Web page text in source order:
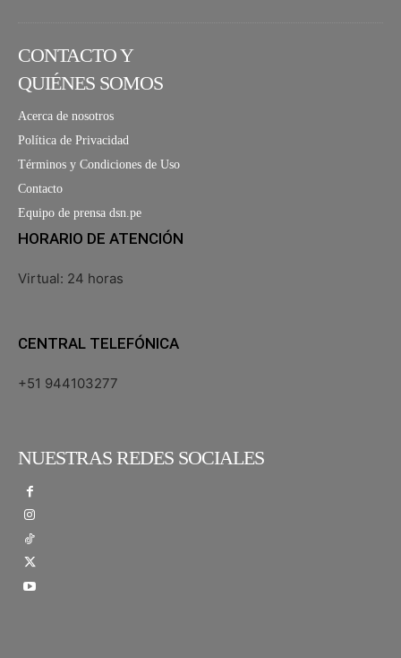
CONTACTO Y
QUIÉNES SOMOS
Acerca de nosotros
Política de Privacidad
Términos y Condiciones de Uso
Contacto
Equipo de prensa dsn.pe
HORARIO DE ATENCIÓN
Virtual: 24 horas
CENTRAL TELEFÓNICA
+51 944103277
NUESTRAS REDES SOCIALES